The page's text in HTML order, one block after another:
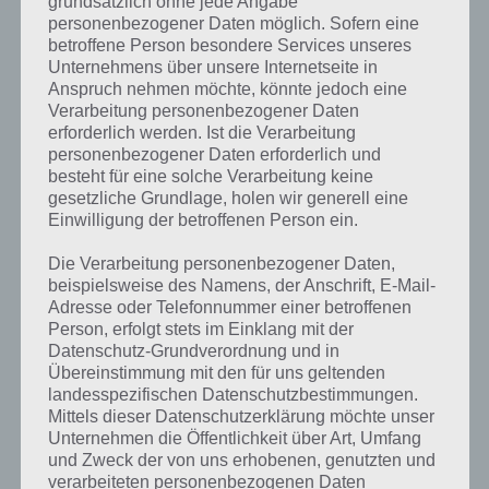
Tipps und Tricks, aber auch ein Wort zum Thema Cheats
zusammengefasst. Diese findet ihr in der nachfolgenden Liste:
Farm Heroes Saga: Wegsperre mit
Freunden kostenlos freischalten
TIPPS & TRICKS 09. Januar 2014
Farm Heroes Saga Tipps, Lösungen und
Cheats für Android und iOS
TIPPS & TRICKS 06. Januar 2014
MEHR TIPPS ZU
Farm Heroes
Saga
Auf WhatsApp teilen Teilen auf Facebook
Tweet auf Twitter
personenbezogener Daten möglich. Sofern eine
betroffene Person besondere Services unseres
Unternehmens über unsere Internetseite in
Anspruch nehmen möchte, könnte jedoch eine
Verarbeitung personenbezogener Daten
erforderlich werden. Ist die Verarbeitung
personenbezogener Daten erforderlich und
besteht für eine solche Verarbeitung keine
gesetzliche Grundlage, holen wir generell eine
Einwilligung der betroffenen Person ein.
Die Verarbeitung personenbezogener Daten,
beispielsweise des Namens, der Anschrift, E-Mail-
Adresse oder Telefonnummer einer betroffenen
Person, erfolgt stets im Einklang mit der
Datenschutz-Grundverordnung und in
Übereinstimmung mit den für uns geltenden
landesspezifischen Datenschutzbestimmungen.
Mittels dieser Datenschutzerklärung möchte unser
Unternehmen die Öffentlichkeit über Art, Umfang
und Zweck der von uns erhobenen, genutzten und
verarbeiteten personenbezogenen Daten